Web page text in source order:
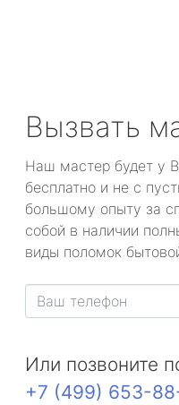
Вызвать
Наш мастер будет у
бесплатно и не с
большому опыту за
собой в наличии
виды поломок
Или позвоните
+7 (499) 653-